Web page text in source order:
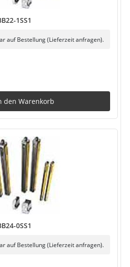
1SS1
auf Bestellung (Lieferzeit anfragen).
den Warenkorb
0SS1
auf Bestellung (Lieferzeit anfragen).